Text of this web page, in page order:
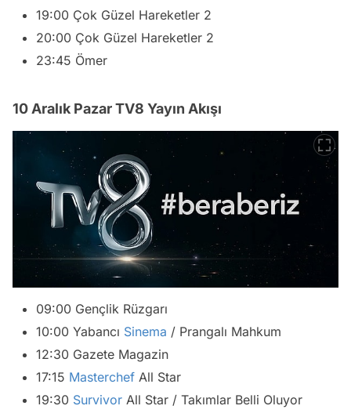
19:00 Çok Güzel Hareketler 2
20:00 Çok Güzel Hareketler 2
23:45 Ömer
10 Aralık Pazar TV8 Yayın Akışı
09:00 Gençlik Rüzgarı
10:00 Yabancı Sinema / Prangalı Mahkum
12:30 Gazete Magazin
17:15 Masterchef All Star
19:30 Survivor All Star / Takımlar Belli Oluyor